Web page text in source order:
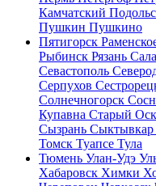
Камчатский
Пушкин Пушкино
Пятигорск
Рыбинск Рязань
Севастополь
Серпухов
Солнечногорск
Купавна Старый
Сызрань Сыктывкар
Томск Туапсе Тула
Тюмень Улан-Удэ
Хабаровск Химки